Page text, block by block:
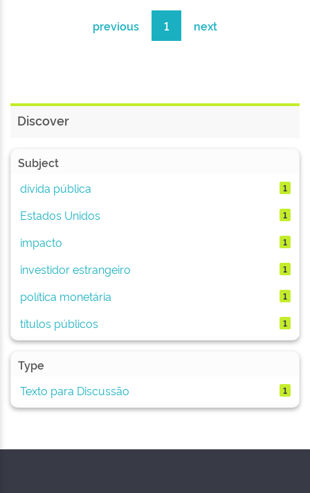
previous 1 next
Discover
Subject
dívida pública
1
Estados Unidos 1
impacto 1
investidor estrangeiro 1
política monetária 1
títulos públicos 1
Type
Texto para Discussão
1